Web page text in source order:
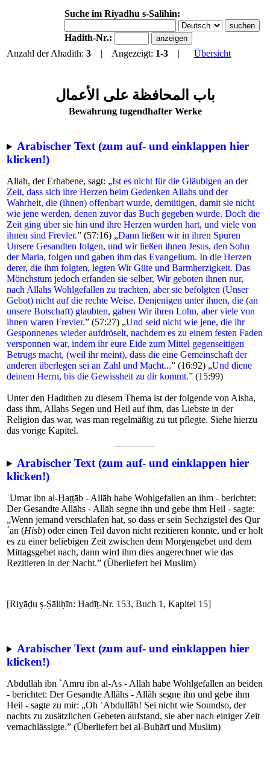
Suche im Riyadhu s-Salihin:
Hadith-Nr.:
Anzahl der Ahadith: 3 | Angezeigt: 1-3 | Übersicht
باب المحافظة على الأعمال
Bewahrung tugendhafter Werke
Arabischer Text (zum auf- und einklappen hier
klicken!)
Allah, der Erhabene, sagt: „Ist es nicht für die Gläubigen an der
Zeit, dass sich ihre Herzen beim Gedenken Allahs und der
Wahrheit, die (ihnen) offenbart wurde, demütigen, damit sie nicht
wie jene werden, denen zuvor das Buch gegeben wurde. Doch die
Zeit ging über sie hin und ihre Herzen wurden hart, und viele von
ihnen sind Frevler.” (57:16) „Dann ließen wir in ihren Spuren
Unsere Gesandten folgen, und wir ließen ihnen Jesus, den Sohn
der Maria, folgen und gaben ihm das Evangelium. In die Herzen
derer, die ihm folgten, legten Wir Güte und Barmherzigkeit. Das
Mönchstum jedoch erfanden sie selber, Wir geboten ihnen nur,
nach Allahs Wohlgefallen zu trachten, aber sie befolgten (Unser
Gebot) nicht auf die rechte Weise. Denjenigen unter ihnen, die (an
unsere Botschaft) glaubten, gaben Wir ihren Lohn, aber viele von
ihnen waren Frevler.” (57:27) „Und seid nicht wie jene, die ihr
Gesponnenes wieder aufdröselt, nachdem es zu einem festen Faden
versponnen war, indem ihr eure Eide zum Mittel gegenseitigen
Betrugs macht, (weil ihr meint), dass die eine Gemeinschaft der
anderen überlegen sei an Zahl und Macht...” (16:92) „Und diene
deinem Herrn, bis die Gewissheit zu dir kommt.” (15:99)
Unter den Hadithen zu diesem Thema ist der folgende von Aisha,
dass ihm, Allahs Segen und Heil auf ihm, das Liebste in der
Religion das war, was man regelmäßig zu tut pflegte. Siehe hierzu
das vorige Kapitel.
Arabischer Text (zum auf- und einklappen hier
klicken!)
ʿUmar ibn al-H̱aṭṭāb - Allāh habe Wohlgefallen an ihm - berichtet:
Der Gesandte Allāhs - Allāh segne ihn und gebe ihm Heil - sagte:
„Wenn jemand verschlafen hat, so dass er sein Sechzigstel des Qur
´an (Hisb) oder einen Teil davon nicht rezitieren konnte, und er holt
es zu einer beliebigen Zeit zwischen dem Morgengebet und dem
Mittagsgebet nach, dann wird ihm dies angerechnet wie das
Rezitieren in der Nacht.” (Überliefert bei Muslim)
[Riyāḍu ṣ-Ṣāliḥīn: Hadīṯ-Nr. 153, Buch 1, Kapitel 15]
Arabischer Text (zum auf- und einklappen hier
klicken!)
Abdullāh ibn `Amru ibn al-As - Allāh habe Wohlgefallen an beiden
- berichtet: Der Gesandte Allāhs - Allāh segne ihn und gebe ihm
Heil - sagte zu mir: „Oh ʿAbdullāh! Sei nicht wie Soundso, der
nachts zu zusätzlichen Gebeten aufstand, sie aber nach einiger Zeit
vernachlässigte.” (Überliefert bei al-Buẖārī und Muslim)